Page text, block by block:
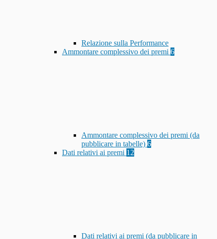
Relazione sulla Performance
Ammontare complessivo dei premi 6
Ammontare complessivo dei premi (da
pubblicare in tabelle) 6
Dati relativi ai premi 12
Dati relativi ai premi (da pubblicare in